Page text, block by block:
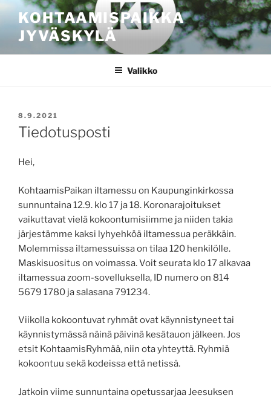
sisältöönKOHTAAMISPAIKKA
JYVÄSKYLÄ
Valikko
JULKAISTU
8.9.2021
Tiedotusposti
Hei,
KohtaamisPaikan iltamessu on Kaupunginkirkossa
sunnuntaina 12.9. klo 17 ja 18. Koronarajoitukset
vaikuttavat vielä kokoontumisiimme ja niiden takia
järjestämme kaksi lyhyehköä iltamessua peräkkäin.
Molemmissa iltamessuissa on tilaa 120 henkilölle.
Maskisuositus on voimassa. Voit seurata klo 17 alkavaa
iltamessua zoom-sovelluksella, ID numero on 814
5679 1780 ja salasana 791234.
Viikolla kokoontuvat ryhmät ovat käynnistyneet tai
käynnistymässä näinä päivinä kesätauon jälkeen. Jos
etsit KohtaamisRyhmää, niin ota yhteyttä. Ryhmiä
kokoontuu sekä kodeissa että netissä.
Jatkoin viime sunnuntaina opetussarjaa Jeesuksen